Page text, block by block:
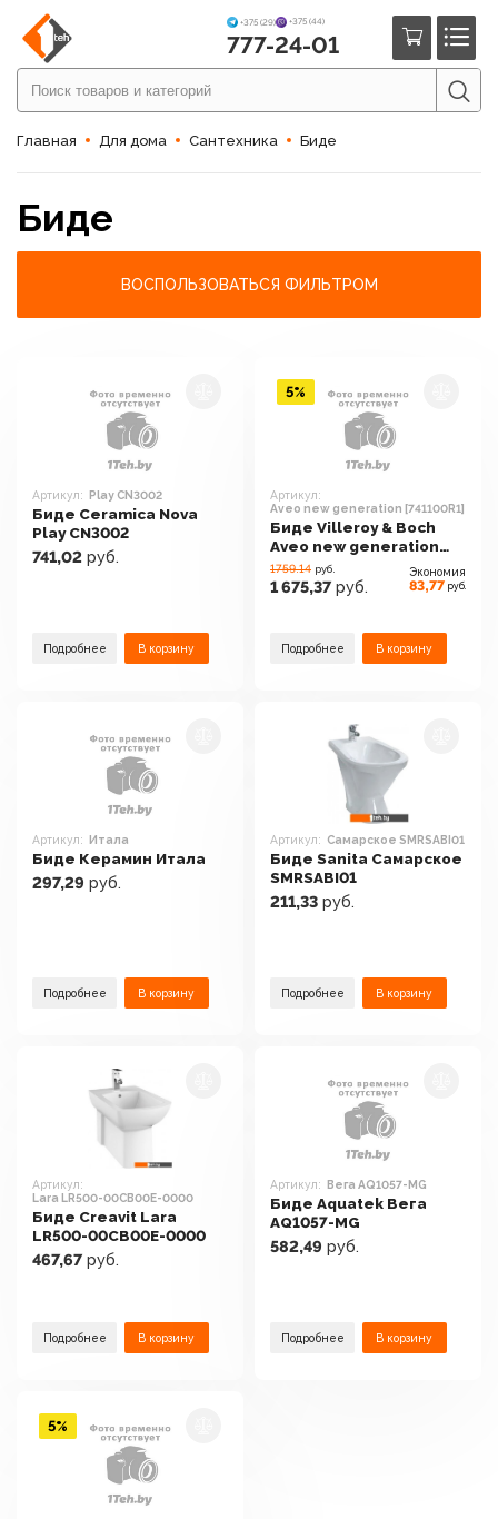
+375 (29) +375 (44)
777-24-01
Главная Для дома Сантехника Биде
Биде
ВОСПОЛЬЗОВАТЬСЯ ФИЛЬТРОМ
Артикул: Play CN3002
Биде Ceramica Nova
Play CN3002
741,02 руб.
Подробнее В корзину
Артикул:
Aveo new generation [741100R1]
Биде Villeroy & Boch
Aveo new generation
[741100R1]
1759.14 руб.
1 675,37 руб.
Экономия
83,77 руб.
Подробнее В корзину
5%
Артикул: Итала
Биде Керамин Итала
297,29 руб.
Подробнее В корзину
Артикул: Самарское SMRSABI01
Биде Sanita Самарское
SMRSABI01
211,33 руб.
Подробнее В корзину
Артикул:
Lara LR500-00CB00E-0000
Биде Creavit Lara
LR500-00CB00E-0000
467,67 руб.
Подробнее В корзину
Артикул: Вега AQ1057-MG
Биде Aquatek Вега
AQ1057-MG
582,49 руб.
Подробнее В корзину
5%